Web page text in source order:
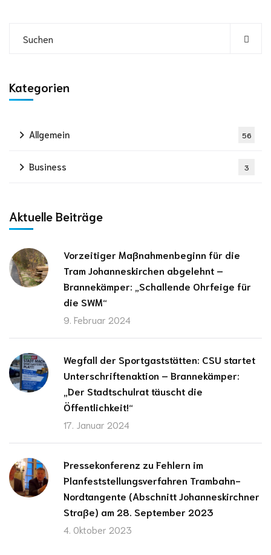
Kategorien
Allgemein 56
Business 3
Aktuelle Beiträge
Vorzeitiger Maßnahmenbeginn für die
Tram Johanneskirchen abgelehnt –
Brannekämper: „Schallende Ohrfeige für
die SWM“
9. Februar 2024
Wegfall der Sportgaststätten: CSU startet
Unterschriftenaktion – Brannekämper:
„Der Stadtschulrat täuscht die
Öffentlichkeit!“
17. Januar 2024
Pressekonferenz zu Fehlern im
Planfeststellungsverfahren Trambahn-
Nordtangente (Abschnitt Johanneskirchner
Straße) am 28. September 2023
4. Oktober 2023